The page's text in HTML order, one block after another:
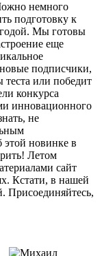
немного
подготовку к
Мы готовы
еще
подписчики,
теста или победит
конкурса
инновационного
не
этой новинке в
Летом
сайт
Кстати, в нашей
Присоединяйтесь,